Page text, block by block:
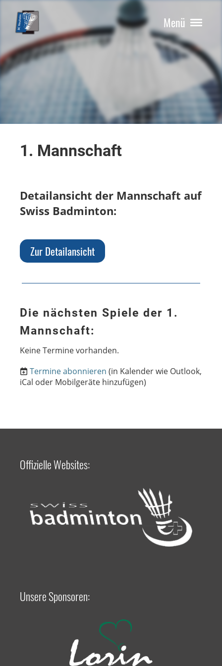
Menü
1. Mannschaft
Detailansicht der Mannschaft auf
Swiss Badminton:
Zur Detailansicht
Die nächsten Spiele der 1.
Mannschaft:
Keine Termine vorhanden.
Termine abonnieren (in Kalender wie Outlook,
iCal oder Mobilgeräte hinzufügen)
Offizielle Websites:
Unsere Sponsoren: